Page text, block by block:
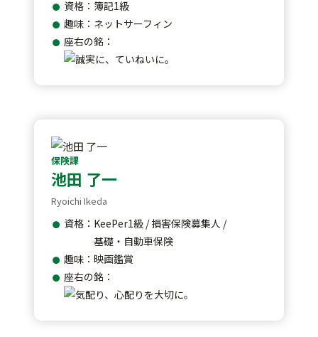
資格：簿記1級
趣味：ネットサーフィン
座右の銘：
保険課
池田 了一
Ryoichi Ikeda
資格：KeePer1級 / 損害保険募集人 /
基礎・自動車保険
趣味：映画鑑賞
座右の銘：